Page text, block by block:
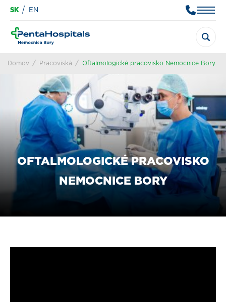
SK EN
Domov Pracoviská Oftalmologické pracovisko Nemocnice Bory
OFTALMOLOGICKÉ PRACOVISKO
NEMOCNICE BORY